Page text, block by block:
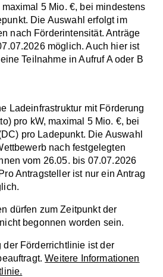
5 Mio. €, bei mindestens
Die Auswahl erfolgt im
nach Förderintensität. Anträge
möglich. Auch hier ist
Teilnahme in Aufruf A oder B
Ladeinfrastruktur mit Förderung
pro kW, maximal 5 Mio. €, bei
pro Ladepunkt. Die Auswahl
nach festgelegten
vom 26.05. bis 07.07.2026
Antragsteller ist nur ein Antrag
dürfen zum Zeitpunkt der
begonnen worden sein.
der Förderrichtlinie ist der
Weitere Informationen